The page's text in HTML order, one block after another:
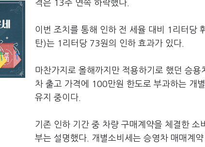
격은 13주 연속 하락했다.
이번 조치를 통해 인하 전 세율 대비 1리터당
탄)는 1리터당 73원의 인하 효과가 있다.
마찬가지로 올해까지만 적용하기로 했던 승
차 출고 가격에 100만원 한도로 부과하는 개
유지 중이다.
기존 인하 기간 중 차량 구매계약을 체결한
부는 설명했다. 개별소비세는 승영차 매매계